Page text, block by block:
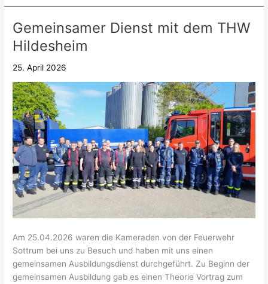
Gemeinsamer Dienst mit dem THW
Hildesheim
25. April 2026
Am 25.04.2026 waren die Kameraden von der Feuerwehr
Sottrum bei uns zu Besuch und haben mit uns einen
gemeinsamen Ausbildungsdienst durchgeführt. Zu Beginn der
gemeinsamen Ausbildung gab es einen Theorie Vortrag zum
Gemeinsamer
Dienst
mit
dem
Hildesheim